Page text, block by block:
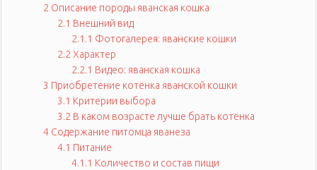
2 Описание породы яванская кошка
2.1 Внешний вид
2.1.1 Фотогалерея: яванские кошки
2.2Характер
2.2.1 Видео: яванская кошка
3 Приобретение котёнка яванской кошки
3.1 Критерии выбора
3.2 В каком возрасте лучше брать котёнка
4 Содержание питомца яванеза
4.1 Питание
4.1.1 Количество и состав пищи